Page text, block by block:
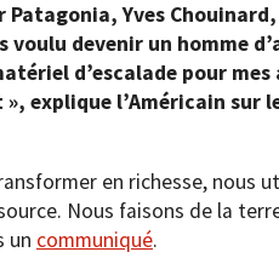
Yves Chouinard,
devenir un homme
d’escalade pour mes
explique l’Américain sur
en richesse, nous
Nous faisons de la
un communiqué.